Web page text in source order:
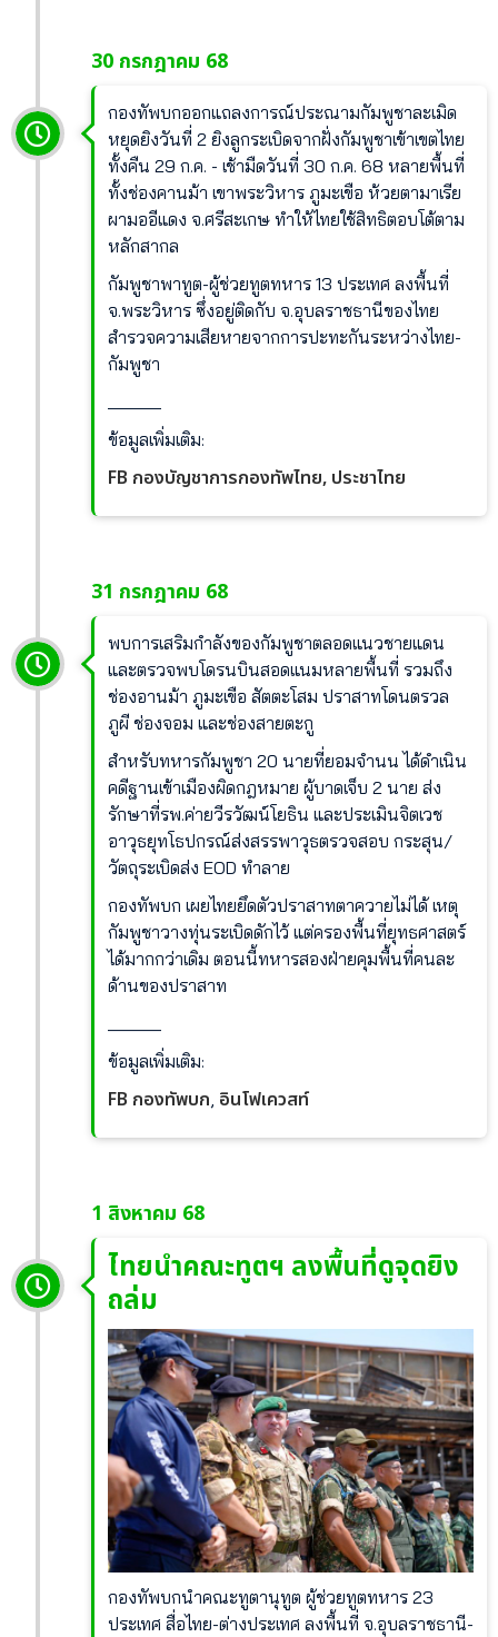
30 กรกฎาคม 68
กองทัพบกออกแถลงการณ์ประณามกัมพูชาละเมิด
หยุดยิงวันที่ 2 ยิงลูกระเบิดจากฝั่งกัมพูชาเข้าเขตไทย
ทั้งคืน 29 ก.ค. - เช้ามืดวันที่ 30 ก.ค. 68 หลายพื้นที่
ทั้งช่องคานม้า เขาพระวิหาร ภูมะเขือ ห้วยตามาเรีย
ผามออีแดง จ.ศรีสะเกษ ทำให้ไทยใช้สิทธิตอบโต้ตาม
หลักสากล
กัมพูชาพาทูต-ผู้ช่วยทูตทหาร 13 ประเทศ ลงพื้นที่
จ.พระวิหาร ซึ่งอยู่ติดกับ จ.อุบลราชธานีของไทย
สำรวจความเสียหายจากการปะทะกันระหว่างไทย-
กัมพูชา
ข้อมูลเพิ่มเติม:
FB กองบัญชาการกองทัพไทย, ประชาไทย
31 กรกฎาคม 68
พบการเสริมกำลังของกัมพูชาตลอดแนวชายแดน
และตรวจพบโดรนบินสอดแนมหลายพื้นที่ รวมถึง
ช่องอานม้า ภูมะเขือ สัตตะโสม ปราสาทโดนตรวล
ภูผี ช่องจอม และช่องสายตะกู
สำหรับทหารกัมพูชา 20 นายที่ยอมจำนน ได้ดำเนิน
คดีฐานเข้าเมืองผิดกฎหมาย ผู้บาดเจ็บ 2 นาย ส่ง
รักษาที่รพ.ค่ายวีรวัฒน์โยธิน และประเมินจิตเวช
อาวุธยุทโธปกรณ์ส่งสรรพาวุธตรวจสอบ กระสุน/
วัตถุระเบิดส่ง EOD ทำลาย
กองทัพบก เผยไทยยึดตัวปราสาทตาควายไม่ได้ เหตุ
กัมพูชาวางทุ่นระเบิดดักไว้ แต่ครองพื้นที่ยุทธศาสตร์
ได้มากกว่าเดิม ตอนนี้ทหารสองฝ่ายคุมพื้นที่คนละ
ด้านของปราสาท
ข้อมูลเพิ่มเติม:
FB กองทัพบก, อินโฟเควสท์
1 สิงหาคม 68
ไทยนำคณะทูตฯ ลงพื้นที่ดูจุดยิง
ถล่ม
กองทัพบกนำคณะทูตานุทูต ผู้ช่วยทูตทหาร 23
ประเทศ สื่อไทย-ต่างประเทศ ลงพื้นที่ จ.อุบลราชธานี-